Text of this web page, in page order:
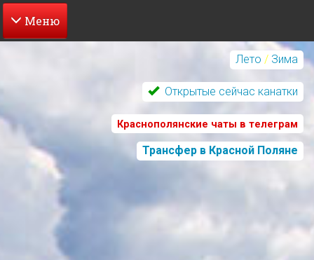
Перейти
содержанию
Лето / Зима
Открытые сейчас канатки
Краснополянские чаты в телеграм
Трансфер в Красной Поляне